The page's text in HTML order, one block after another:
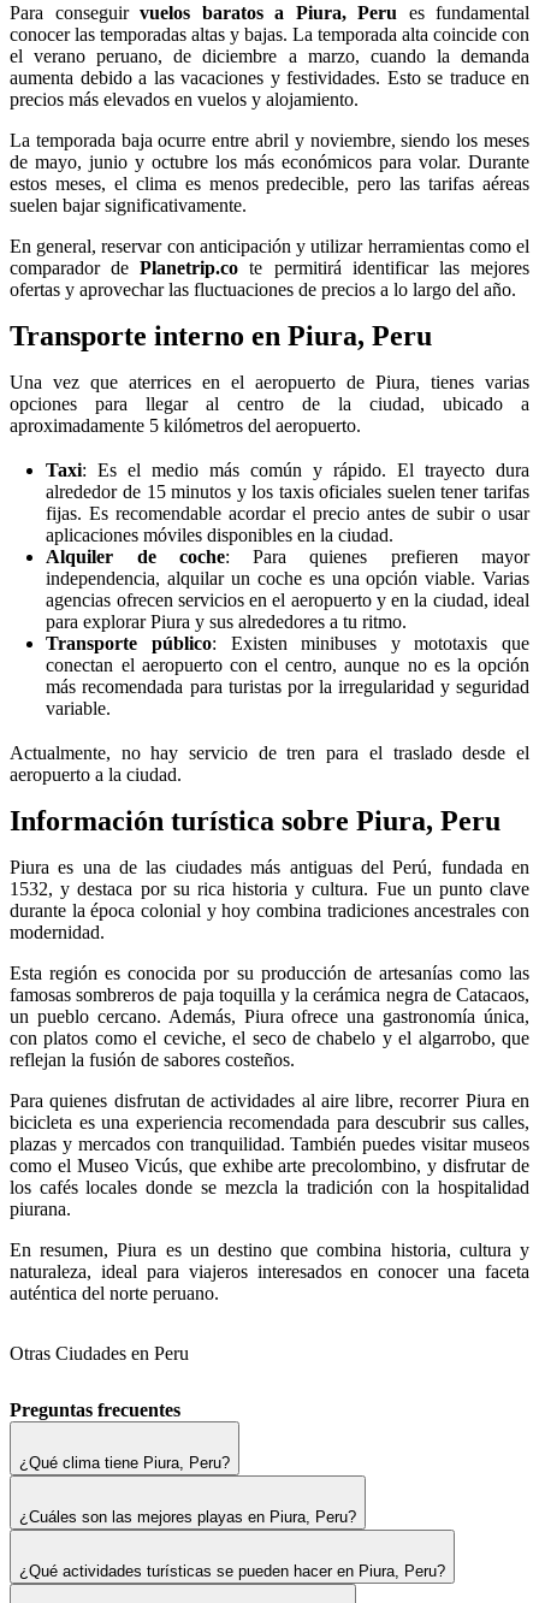
Para conseguir vuelos baratos a Piura, Peru es fundamental
conocer las temporadas altas y bajas. La temporada alta coincide con
el verano peruano, de diciembre a marzo, cuando la demanda
aumenta debido a las vacaciones y festividades. Esto se traduce en
precios más elevados en vuelos y alojamiento.
La temporada baja ocurre entre abril y noviembre, siendo los meses
de mayo, junio y octubre los más económicos para volar. Durante
estos meses, el clima es menos predecible, pero las tarifas aéreas
suelen bajar significativamente.
En general, reservar con anticipación y utilizar herramientas como el
comparador dePlanetrip.co te permitirá identificar las mejores
ofertas y aprovechar las fluctuaciones de precios a lo largo del año.
Transporte interno en Piura, Peru
Una vez que aterrices en el aeropuerto de Piura, tienes varias
opciones para llegar al centro de la ciudad, ubicado a
aproximadamente 5 kilómetros del aeropuerto.
Taxi: Es el medio más común y rápido. El trayecto dura
alrededor de 15 minutos y los taxis oficiales suelen tener tarifas
fijas. Es recomendable acordar el precio antes de subir o usar
aplicaciones móviles disponibles en la ciudad.
Alquiler de coche: Para quienes prefieren mayor
independencia, alquilar un coche es una opción viable. Varias
agencias ofrecen servicios en el aeropuerto y en la ciudad, ideal
para explorar Piura y sus alrededores a tu ritmo.
Transporte público: Existen minibuses y mototaxis que
conectan el aeropuerto con el centro, aunque no es la opción
más recomendada para turistas por la irregularidad y seguridad
variable.
Actualmente, no hay servicio de tren para el traslado desde el
aeropuerto a la ciudad.
Información turística sobre Piura, Peru
Piura es una de las ciudades más antiguas del Perú, fundada en
1532, y destaca por su rica historia y cultura. Fue un punto clave
durante la época colonial y hoy combina tradiciones ancestrales con
modernidad.
Esta región es conocida por su producción de artesanías como las
famosas sombreros de paja toquilla y la cerámica negra de Catacaos,
un pueblo cercano. Además, Piura ofrece una gastronomía única,
con platos como el ceviche, el seco de chabelo y el algarrobo, que
reflejan la fusión de sabores costeños.
Para quienes disfrutan de actividades al aire libre, recorrer Piura en
bicicleta es una experiencia recomendada para descubrir sus calles,
plazas y mercados con tranquilidad. También puedes visitar museos
como el Museo Vicús, que exhibe arte precolombino, y disfrutar de
los cafés locales donde se mezcla la tradición con la hospitalidad
piurana.
En resumen, Piura es un destino que combina historia, cultura y
naturaleza, ideal para viajeros interesados en conocer una faceta
auténtica del norte peruano.
Otras Ciudades en Peru
Preguntas frecuentes
¿Qué clima tiene Piura, Peru?
¿Cuáles son las mejores playas en Piura, Peru?
¿Qué actividades turísticas se pueden hacer en Piura, Peru?